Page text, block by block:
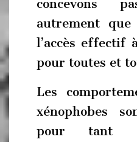
concevons
autrement que
l’accès effectif
pour toutes et
Les
xénophobes
pour tant